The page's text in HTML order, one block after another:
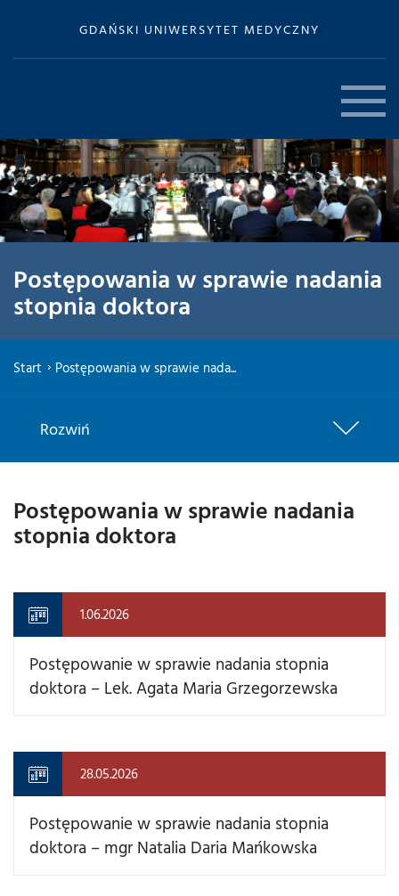
GDAŃSKI UNIWERSYTET MEDYCZNY
Postępowania w sprawie nadania
stopnia doktora
Start Postępowania w sprawie nada...
Rozwiń
Postępowania w sprawie nadania
stopnia doktora
1.06.2026
Postępowanie w sprawie nadania stopnia
doktora – Lek. Agata Maria Grzegorzewska
28.05.2026
Postępowanie w sprawie nadania stopnia
doktora – mgr Natalia Daria Mańkowska